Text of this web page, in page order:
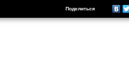
Поделиться